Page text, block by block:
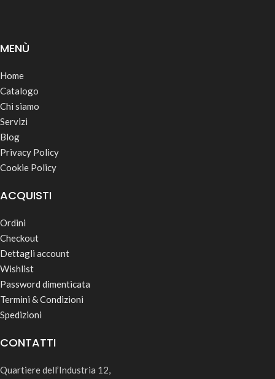
MENÙ
Home
Catalogo
Chi siamo
Servizi
Blog
Privacy Policy
Cookie Policy
ACQUISTI
Ordini
Checkout
Dettagli account
Wishlist
Password dimenticata
Termini & Condizioni
Spedizioni
CONTATTI
Quartiere dell’Industria 12,